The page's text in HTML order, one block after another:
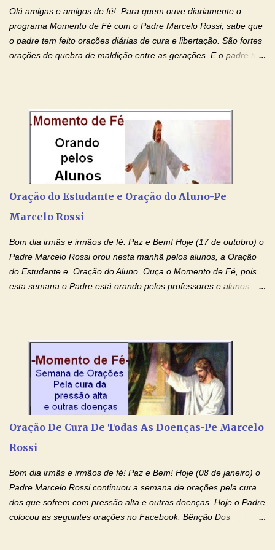
Olá amigas e amigos de fé! Para quem ouve diariamente o
programa Momento de Fé com o Padre Marcelo Rossi, sabe que
o padre tem feito orações diárias de cura e libertação. São fortes
orações de quebra de maldição entre as gerações. E o padre tem
por estas valiosas orações. Tenham um lindo fim de semana na
paz de Jesus Cristo e no amor de Maria Santíssima. Adriana-
Devoção e Fé Clique para acessar: Facebook Padre Marcelo
Rossi Site Padre Marcelo Rossi (para ouvir o Momento de Fé)
Tocai, Cura! E Restaura! "Jesus, no poder de Seu Nome, peço
gerações, através de todas as raízes da minha árvore
genealógica. Que o Sangue de Jesus, purificador e vivificante,
Oração do Estudante e Oração do Aluno-Pe
Marcelo Rossi
Bom dia irmãs e irmãos de fé. Paz e Bem! Hoje (17 de outubro) o
Padre Marcelo Rossi orou nesta manhã pelos alunos, a Oração
do Estudante e Oração do Aluno. Ouça o Momento de Fé, pois
esta semana o Padre está orando pelos professores e alunos.
intelectualmente e espiritualmente para o dia da prova. Confie no
amor Ágape de Jesus e no amor materno de Nossa Senhora.
Fique com a paz de Jesus e o amor de Maria! Adriana-Devoção e
Fé Oração do Estudante I Senhor, eu sou estudante, e por sinal,
inteligente. Prova isto é o fato de eu estar aqui, conversando com
de estudar. Mas, como o Senhor sabe, a vida de estudante nem
sempre é fácil. A rotina cansa e o aprender exige uma série de
Oração De Cura De Todas As Doenças-Pe Marcelo
Rossi
Bom dia irmãs e irmãos de fé! Paz e Bem! Hoje (08 de janeiro) o
Padre Marcelo Rossi continuou a semana de orações pela cura
dos que sofrem com pressão alta e outras doenças. Hoje o Padre
colocou as seguintes orações no Facebook: Bênção Dos